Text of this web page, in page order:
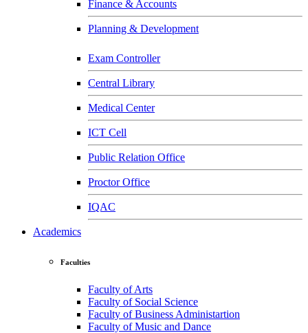
Finance & Accounts
Planning & Development
Exam Controller
Central Library
Medical Center
ICT Cell
Public Relation Office
Proctor Office
IQAC
Academics
Faculties
Faculty of Arts
Faculty of Social Science
Faculty of Business Administartion
Faculty of Music and Dance